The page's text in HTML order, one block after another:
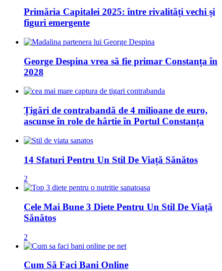
Primăria Capitalei 2025: între rivalități vechi și
figuri emergente
George Despina vrea să fie primar Constanța în
2028
Țigări de contrabandă de 4 milioane de euro,
ascunse în role de hârtie în Portul Constanța
14 Sfaturi Pentru Un Stil De Viață Sănătos
2
Cele Mai Bune 3 Diete Pentru Un Stil De Viață
Sănătos
2
Cum Să Faci Bani Online